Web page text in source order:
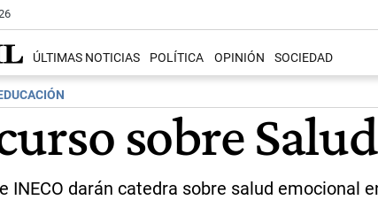
ÚLTIMAS NOTICIAS POLÍTICA OPINIÓN SOCIEDAD
sobre
INECO darán catedra sobre salud emocional